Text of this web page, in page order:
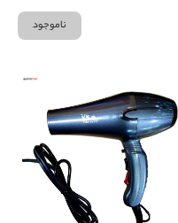
ناموجود